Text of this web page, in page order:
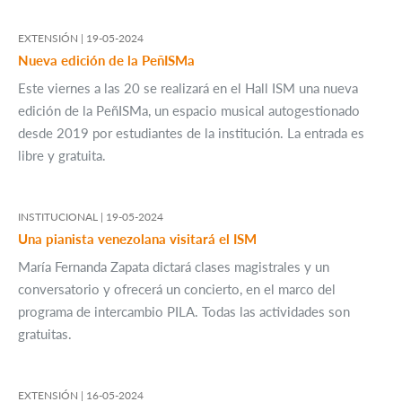
EXTENSIÓN | 19-05-2024
Nueva edición de la PeñISMa
Este viernes a las 20 se realizará en el Hall ISM una nueva
edición de la PeñISMa, un espacio musical autogestionado
desde 2019 por estudiantes de la institución. La entrada es
libre y gratuita.
INSTITUCIONAL | 19-05-2024
Una pianista venezolana visitará el ISM
María Fernanda Zapata dictará clases magistrales y un
conversatorio y ofrecerá un concierto, en el marco del
programa de intercambio PILA. Todas las actividades son
gratuitas.
EXTENSIÓN | 16-05-2024